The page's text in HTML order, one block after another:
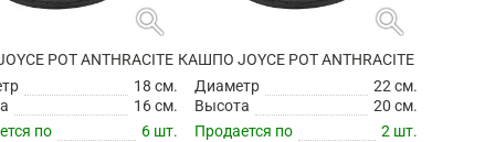
search
POT ANTHRACITE
18 см.
16 см.
по
6 шт.
search
КАШПО JOYCE POT ANTHRACITE
Диаметр
22 см.
Высота
20 см.
Продается по
2 шт.